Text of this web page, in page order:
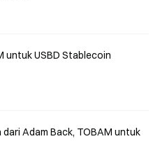
untuk USBD Stablecoin
Adam Back, TOBAM untuk